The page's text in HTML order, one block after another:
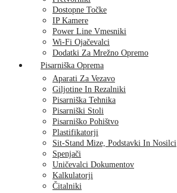
Dostopne Točke
IP Kamere
Power Line Vmesniki
Wi-Fi Ojačevalci
Dodatki Za Mrežno Opremo
Pisarniška Oprema
Aparati Za Vezavo
Giljotine In Rezalniki
Pisarniška Tehnika
Pisarniški Stoli
Pisarniško Pohištvo
Plastifikatorji
Sit-Stand Mize, Podstavki In Nosilci
Spenjači
Uničevalci Dokumentov
Kalkulatorji
Čitalniki